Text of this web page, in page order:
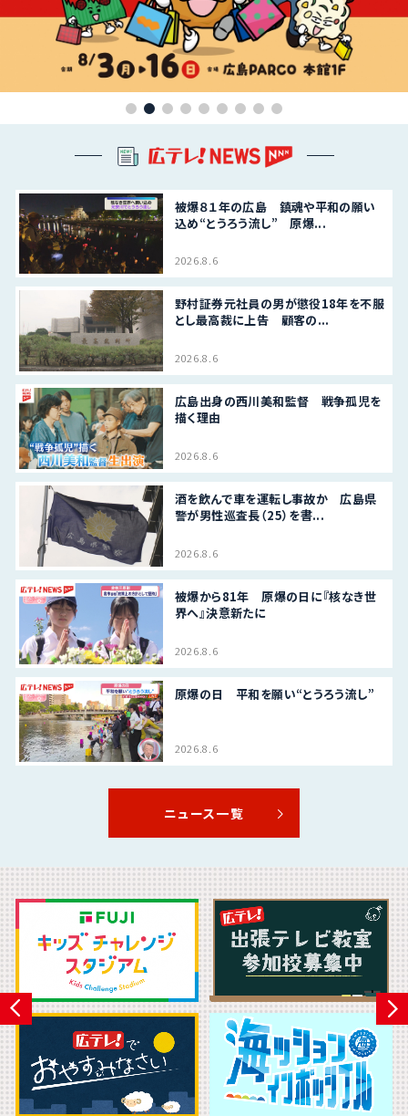
被爆８１年の広島 鎮魂や平和の願い
込め“とうろう流し” 原爆...
2026.8.6
野村証券元社員の男が懲役18年を不服
とし最高裁に上告 顧客の...
2026.8.6
広島出身の西川美和監督 戦争孤児を
描く理由
2026.8.6
酒を飲んで車を運転し事故か 広島県
警が男性巡査長（25）を書...
2026.8.6
被爆から81年 原爆の日に『核なき世
界へ』決意新たに
2026.8.6
原爆の日 平和を願い“とうろう流し”
2026.8.6
ニュース一覧